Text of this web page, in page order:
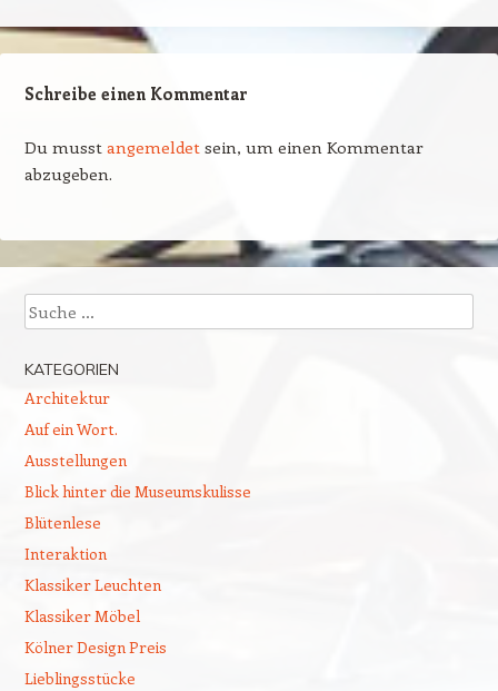
Schreibe einen Kommentar
Du musst angemeldetsein, um einen Kommentar
abzugeben.
Suchen
KATEGORIEN
Architektur
Auf ein Wort.
Ausstellungen
Blick hinter die Museumskulisse
Blütenlese
Interaktion
Klassiker Leuchten
Klassiker Möbel
Kölner Design Preis
Lieblingsstücke